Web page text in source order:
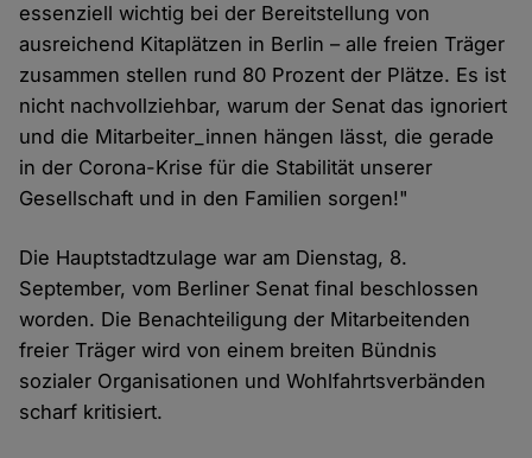
essenziell wichtig bei der Bereitstellung von
ausreichend Kitaplätzen in Berlin – alle freien Träger
zusammen stellen rund 80 Prozent der Plätze. Es ist
nicht nachvollziehbar, warum der Senat das ignoriert
und die Mitarbeiter_innen hängen lässt, die gerade
in der Corona-Krise für die Stabilität unserer
Gesellschaft und in den Familien sorgen!"
Die Hauptstadtzulage war am Dienstag, 8.
September, vom Berliner Senat final beschlossen
worden. Die Benachteiligung der Mitarbeitenden
freier Träger wird von einem breiten Bündnis
sozialer Organisationen und Wohlfahrtsverbänden
scharf kritisiert.